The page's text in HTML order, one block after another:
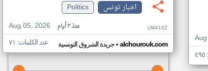
اخبار تونس
Politics
Aug 05, 2026
منذ ٣ أيام UW41XZ
جريدة الشروق التونسية• alchourouk.com عدد الكلمات: ٧١